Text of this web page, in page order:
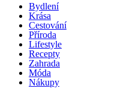
Bydlení
Krása
Cestování
Příroda
Lifestyle
Recepty
Zahrada
Móda
Nákupy